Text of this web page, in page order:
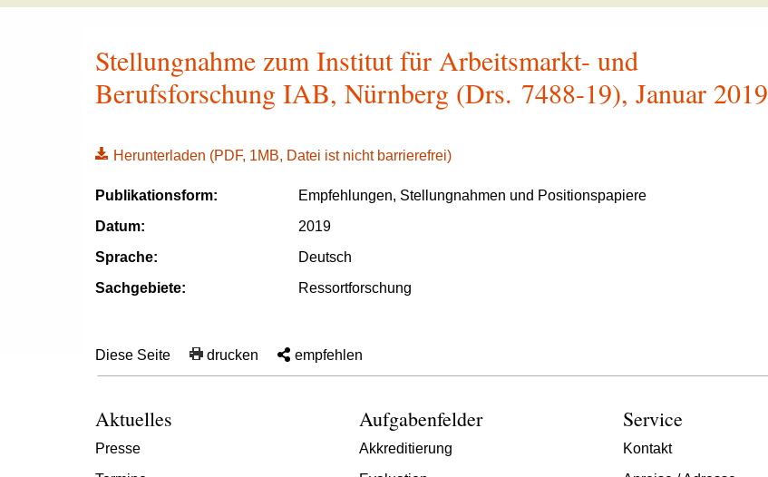
Stellungnahme zum Institut für Arbeitsmarkt- und
Berufsforschung IAB, Nürnberg (Drs. 7488-19), Januar 2019
Herunterladen (PDF, 1MB, Datei ist nicht barrierefrei)
Publikationsform:
Empfehlungen, Stellungnahmen und Positionspapiere
Datum:
2019
Sprache:
Deutsch
Sachgebiete:
Ressortforschung
Diese Seite drucken empfehlen
Aktuelles
Presse
Aufgabenfelder
Akkreditierung
Service
Kontakt